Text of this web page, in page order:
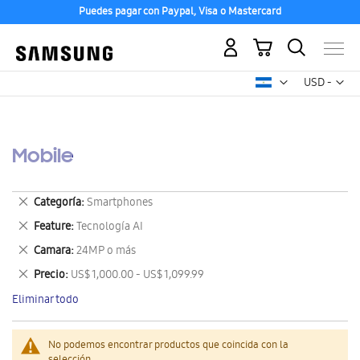
Puedes pagar con Paypal, Visa o Mastercard
USD -
dólar
Mi carrito
Mobile
No podemos encontrar productos que coincida con la
Categoría Smartphones
Eliminar
este
artículo
Feature Tecnología AI
Eliminar
este
artículo
Camara 24MP o más
Eliminar
este
artículo
Precio US$ 1,000.00 - US$ 1,099.99
Eliminar
este
artículo
Eliminar todo